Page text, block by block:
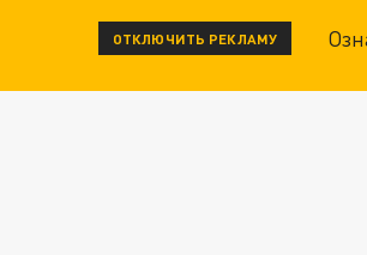
ОТКЛЮЧИТЬ РЕКЛАМУ